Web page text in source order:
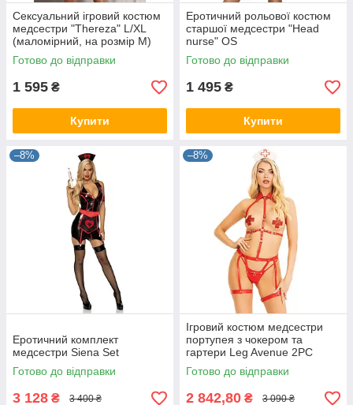
Сексуальний ігровий костюм
медсестри "Thereza" L/XL
(маломірний, на розмір M)
Готово до відправки
1 595 ₴
Купити
Еротичний рольової костюм
старшої медсестри "Head
nurse" OS
Готово до відправки
1 495 ₴
Купити
–8%
Еротичний комплект
медсестри Siena Set
Готово до відправки
3 128 ₴ 3 400 ₴
–8%
Ігровий костюм медсестри
портупея з чокером та
гартери Leg Avenue 2PC
Vegan Leather Nurse Red S
Готово до відправки
2 842,80 ₴ 3 090 ₴